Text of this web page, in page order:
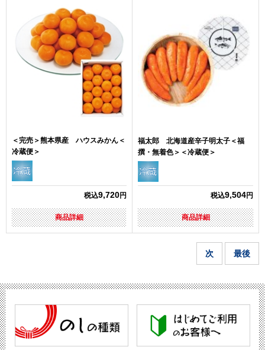
＜完売＞熊本県産 ハウスみかん＜
冷蔵便＞
税込9,720円
商品詳細
福太郎 北海道産辛子明太子＜福
撰・無着色＞＜冷蔵便＞
税込9,504円
商品詳細
次 最後